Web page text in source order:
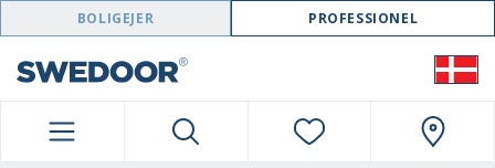
SWEDOOR NAVIGATION
BOLIGEJER PROFESSIONEL